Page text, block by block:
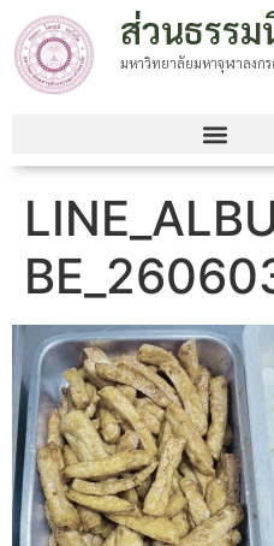
ส่วนธรรม
มหาวิทยาลัยมหาจุฬาลงก